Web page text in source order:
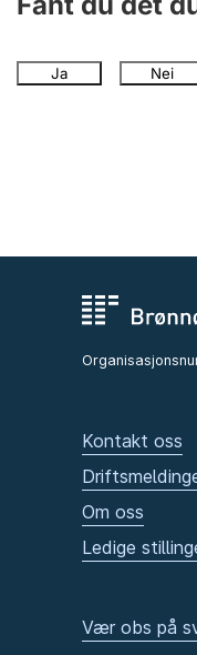
Ja Nei
Kontakt oss
Om oss
Ledige
Vær obs på